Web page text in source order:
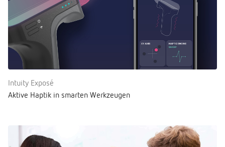
Intuity Exposé
Aktive Haptik in smarten Werkzeugen